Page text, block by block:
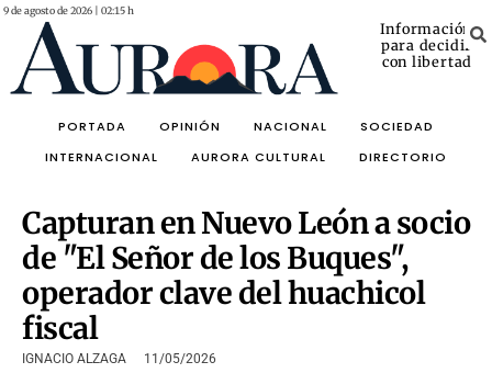
9 de agosto de 2026 | 02:15 h
Información
para decidir
con libertad
PORTADA OPINIÓN NACIONAL
SOCIEDAD
INTERNACIONAL
AURORA CULTURAL DIRECTORIO
Capturan en Nuevo León a socio
de "El Señor de los Buques",
operador clave del huachicol
fiscal
IGNACIO ALZAGA 11/05/2026